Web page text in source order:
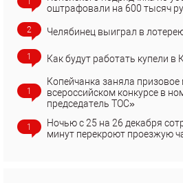
оштрафовали на 600 тысяч
2 Челябинец выиграл в
1 Как будут работать купели в
1
Копейчанка заняла призовое
всероссийском конкурсе в
председатель ТОС»
1
Ночью с 25 на 26 декабря
минут перекроют проезжую